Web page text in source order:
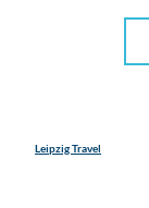
Leipzig Travel